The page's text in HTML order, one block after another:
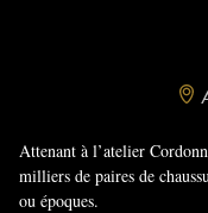
Attenant à l’atelier
milliers de paires de
ou époques.